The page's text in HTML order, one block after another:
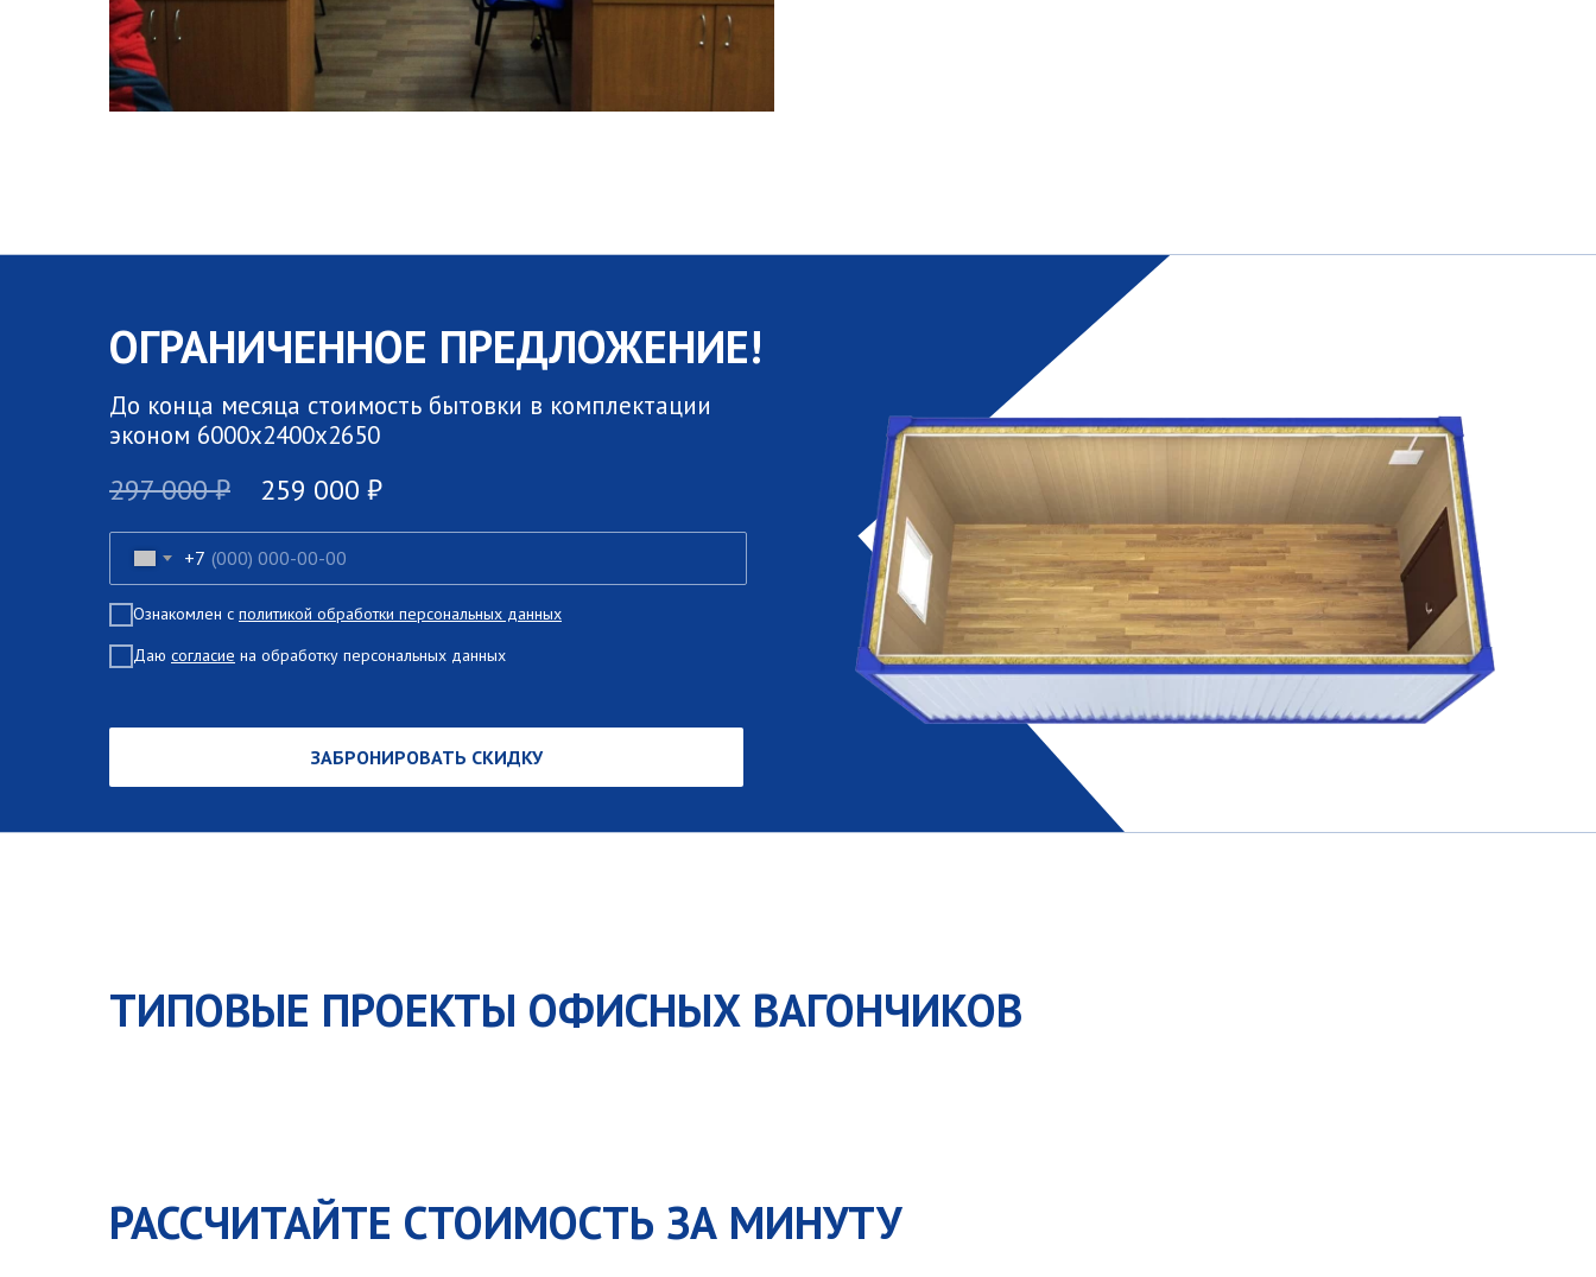
ОГРАНИЧЕННОЕ ПРЕДЛОЖЕНИЕ!
До конца месяца стоимость бытовки в комплектации
эконом 6000х2400х2650
297 000 ₽ 259 000 ₽
+7
Ознакомлен с политикой обработки персональных данных
Даю согласие на обработку персональных данных
ЗАБРОНИРОВАТЬ СКИДКУ
ТИПОВЫЕ ПРОЕКТЫ ОФИСНЫХ ВАГОНЧИКОВ
РАССЧИТАЙТЕ СТОИМОСТЬ ЗА МИНУТУ